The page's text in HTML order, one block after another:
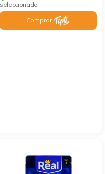
seleccionado
Comprar